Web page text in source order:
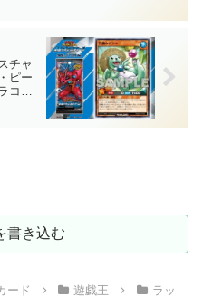
！【遊戯王ラッシュデュエル】
チャ
ピー
コ」
書き込む
ード 遊戯王
ラッ